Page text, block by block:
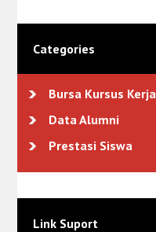
Categories
Bursa Kursus Kerja
Data Alumni
Prestasi Siswa
Link Suport